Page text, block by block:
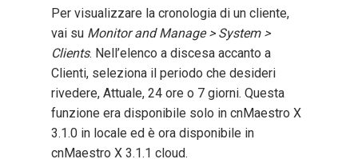
Per visualizzare la cronologia di un cliente,
vai su Monitor and Manage > System >
Clients. Nell’elenco a discesa accanto a
Clienti, seleziona il periodo che desideri
rivedere, Attuale, 24 ore o 7 giorni. Questa
funzione era disponibile solo in cnMaestro X
3.1.0 in locale ed è ora disponibile in
cnMaestro X 3.1.1 cloud.